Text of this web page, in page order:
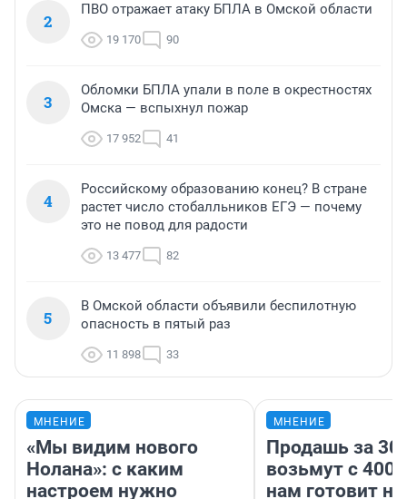
2
ПВО отражает атаку БПЛА в Омской области
19 170 90
3
Обломки БПЛА упали в поле в окрестностях
Омска — вспыхнул пожар
17 952 41
4
Российскому образованию конец? В стране
растет число стобалльников ЕГЭ — почему
это не повод для радости
13 477 82
5
В Омской области объявили беспилотную
опасность в пятый раз
11 898 33
МНЕНИЕ
«Мы видим нового
Нолана»: с каким
настроем нужно
МНЕНИЕ
Продашь за
возьмут с
нам готовит